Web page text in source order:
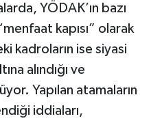
YÖDAK’ın bazı
kapısı” olarak
kadroların ise siyasi
alındığı ve
Yapılan atamaların
iddiaları,